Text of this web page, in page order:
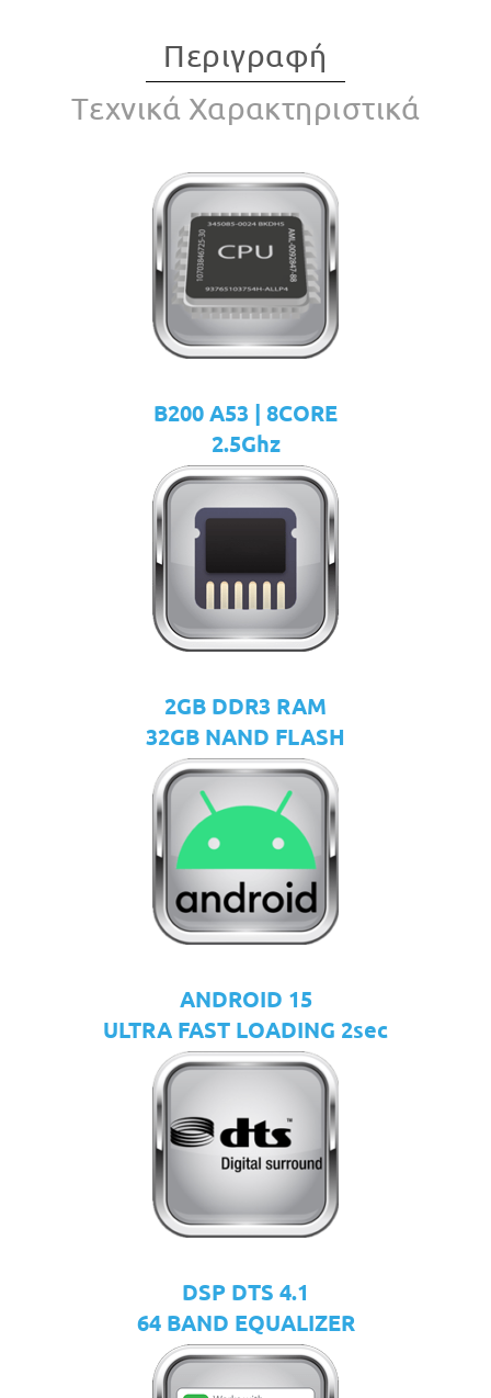
Περιγραφή
Tεχνικά Χαρακτηριστικά
B200 A53 | 8CORE
2.5Ghz
2GB DDR3 RAM
32GB NAND FLASH
ANDROID 15
ULTRA FAST LOADING 2sec
DSP DTS 4.1
64 BAND EQUALIZER